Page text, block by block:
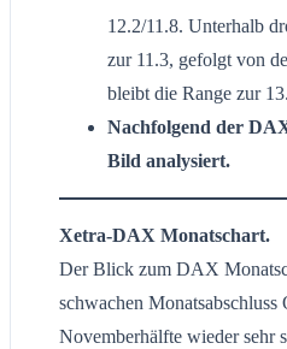
12.2/11.8. Unterhalb
zur 11.3, gefolgt von
bleibt die Range zur
Nachfolgend der
Bild analysiert.
Xetra-DAX Monatschart.
Der Blick zum DAX
schwachen Monatsabschluss
Novemberhälfte wieder sehr